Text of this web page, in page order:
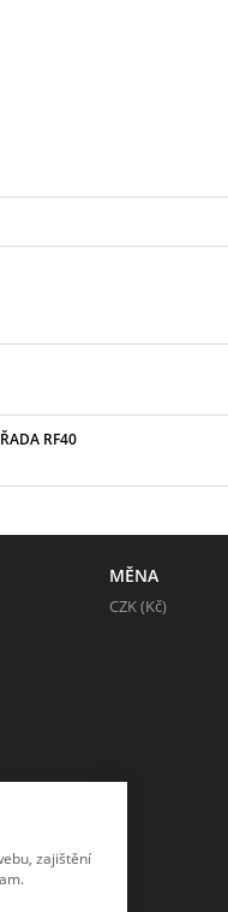
RF40
MĚNA
CZK (Kč)
zajištění